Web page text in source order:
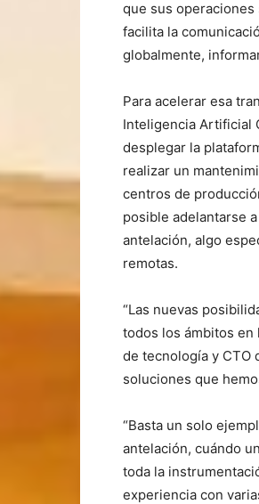
que sus operaciones
facilita la
globalmente,
Para acelerar esa
Inteligencia Artificial
desplegar la
realizar un
centros de
posible adelantarse
antelación, algo
remotas.
“Las nuevas
todos los ámbitos en
de tecnología y CTO
soluciones que
“Basta un solo
antelación, cuándo
toda la
experiencia con